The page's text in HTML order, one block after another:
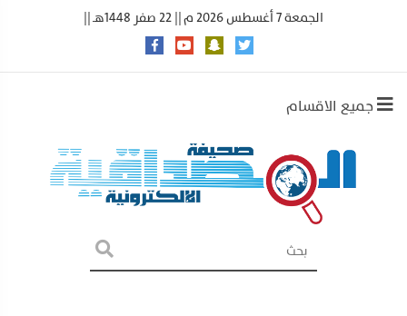
الجمعة 7 أغسطس 2026 م || 22 صفر 1448هـ ||
جميع الاقسام